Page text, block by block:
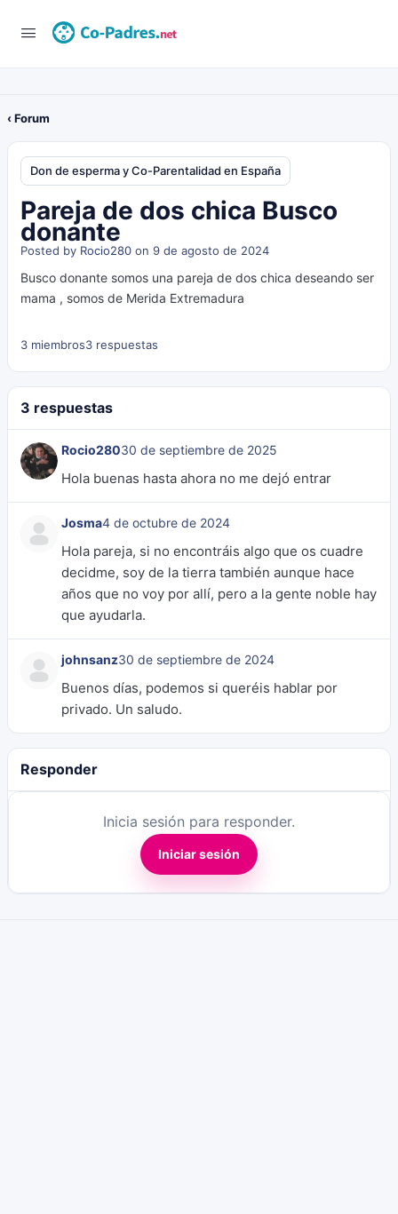
‹ Forum
Don de esperma y Co-Parentalidad en España
Pareja de dos chica Busco
donante
Posted by Rocio280 on 9 de agosto de 2024
Busco donante somos una pareja de dos chica deseando ser
mama , somos de Merida Extremadura
3 miembros3 respuestas
3 respuestas
Rocio28030 de septiembre de 2025
Hola buenas hasta ahora no me dejó entrar
Josma4 de octubre de 2024
Hola pareja, si no encontráis algo que os cuadre
decidme, soy de la tierra también aunque hace
años que no voy por allí, pero a la gente noble hay
que ayudarla.
johnsanz30 de septiembre de 2024
Buenos días, podemos si queréis hablar por
privado. Un saludo.
Responder
Inicia sesión para responder.
Iniciar sesión